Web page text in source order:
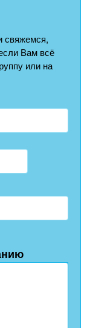
свяжемся,
Вам всё
или на